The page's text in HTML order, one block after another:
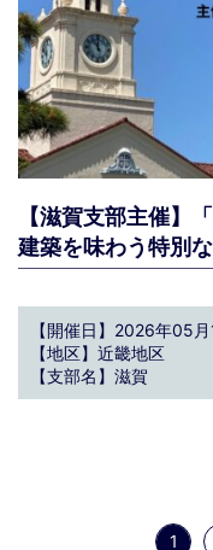
【滋賀支部主催】
建築を味わう特別
【開催日】2026年05
【地区】近畿地区
【支部名】滋賀
1